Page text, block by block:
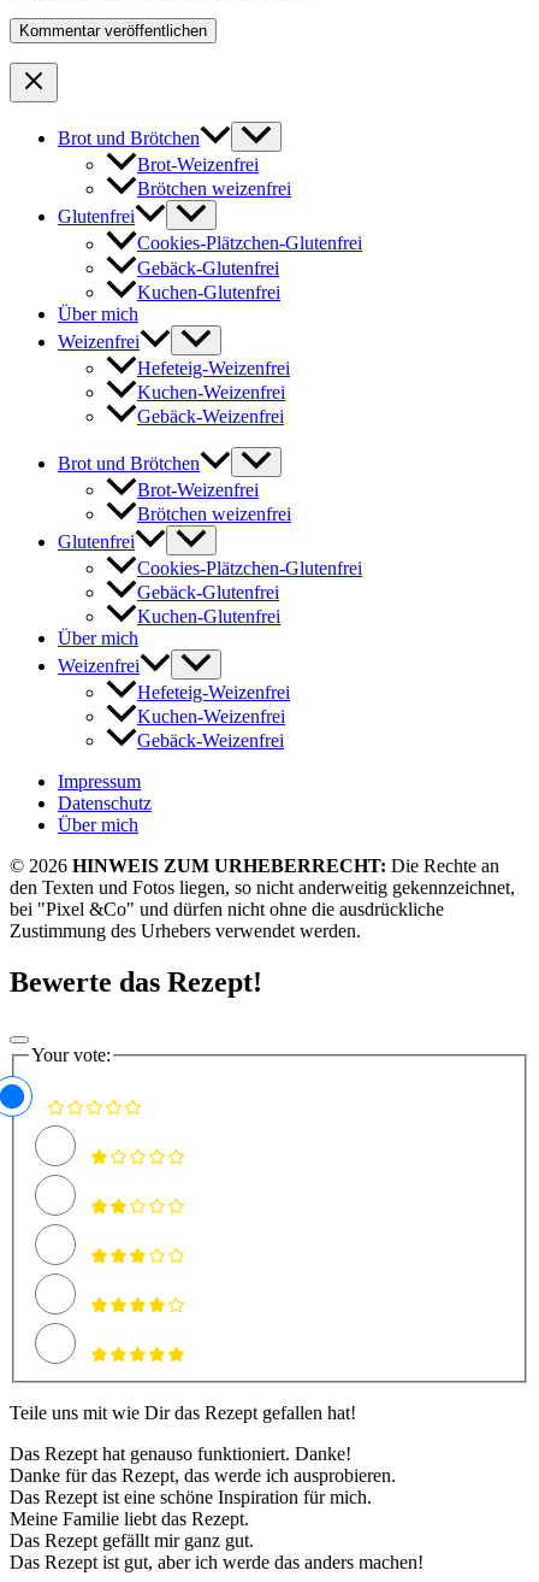
Brot und Brötchen
Brot-Weizenfrei
Brötchen weizenfrei
Glutenfrei
Cookies-Plätzchen-Glutenfrei
Gebäck-Glutenfrei
Kuchen-Glutenfrei
Über mich
Weizenfrei
Hefeteig-Weizenfrei
Kuchen-Weizenfrei
Gebäck-Weizenfrei
Brot und Brötchen
Brot-Weizenfrei
Brötchen weizenfrei
Glutenfrei
Cookies-Plätzchen-Glutenfrei
Gebäck-Glutenfrei
Kuchen-Glutenfrei
Über mich
Weizenfrei
Hefeteig-Weizenfrei
Kuchen-Weizenfrei
Gebäck-Weizenfrei
Impressum
Datenschutz
Über mich
© 2026 HINWEIS ZUM URHEBERRECHT: Die Rechte an
den Texten und Fotos liegen, so nicht anderweitig gekennzeichnet,
bei "Pixel &Co" und dürfen nicht ohne die ausdrückliche
Zustimmung des Urhebers verwendet werden.
Bewerte das Rezept!
Your vote:
Teile uns mit wie Dir das Rezept gefallen hat!
Das Rezept hat genauso funktioniert. Danke!
Danke für das Rezept, das werde ich ausprobieren.
Das Rezept ist eine schöne Inspiration für mich.
Meine Familie liebt das Rezept.
Das Rezept gefällt mir ganz gut.
Das Rezept ist gut, aber ich werde das anders machen!